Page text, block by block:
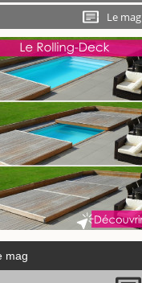
Le mag
mag